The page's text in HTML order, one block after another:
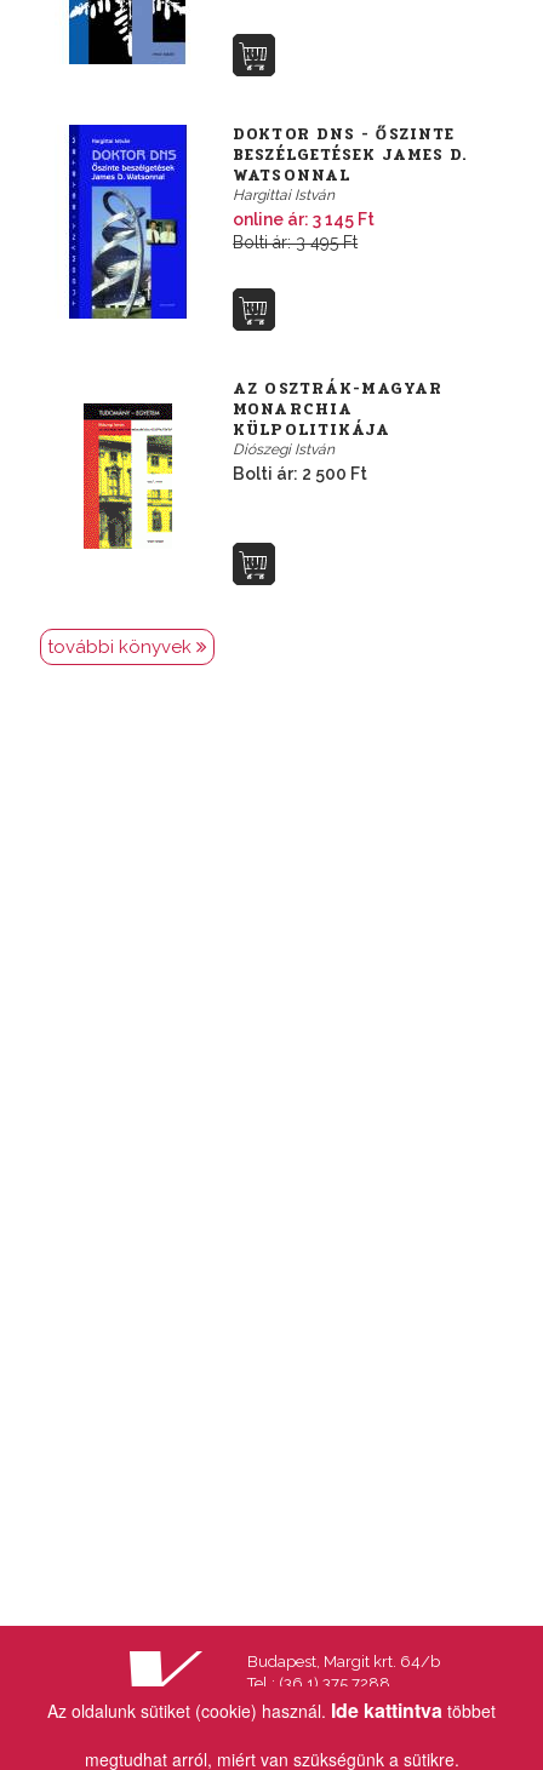
Az oldalunk sütiket (cookie) használ. Ide kattintva többet
megtudhat arról, miért van szükségünk a sütikre.
DOKTOR DNS - ŐSZINTE
BESZÉLGETÉSEK JAMES D.
WATSONNAL
Hargittai István
online ár: 3 145 Ft
Bolti ár: 3 495 Ft
AZ OSZTRÁK-MAGYAR
MONARCHIA
KÜLPOLITIKÁJA
Diószegi István
Bolti ár: 2 500 Ft
további könyvek
Budapest, Margit krt. 64/b
Tel.: (36 1) 375 7288
Fax.: (36 1) 202 7145
Email: